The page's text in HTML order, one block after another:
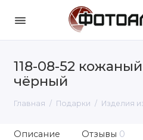
118-08-52
чёрный
Главная Подарки Изделия
Описание Отзывы 0